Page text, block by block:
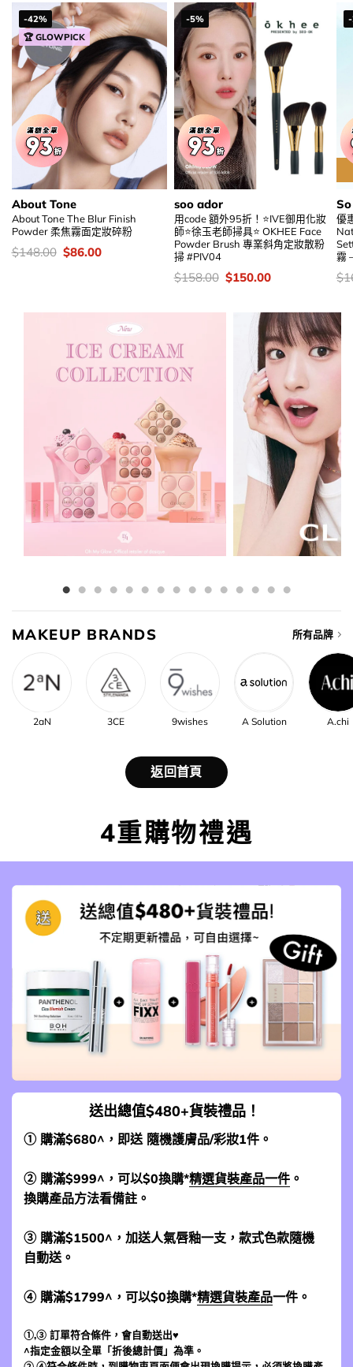
-42%
🏆 GLOWPICK
About Tone
About Tone The Blur Finish
Powder 柔焦霧面定妝碎粉
價
錢：
$148.00 Original
price
$86.00Current
-5%
soo ador
用code 額外95折！⭐IVE御用化妝
師⭐徐玉老師掃具⭐ OKHEE Face
Powder Brush 專業斜角定妝散粉
掃 #PIV04
價
錢：
$158.00 Original
price
$158.00.
$150.00Current
$150.00.
優
霧
價
錢
$
MAKEUP BRANDS 所有品牌
2aN 3CE 9wishes A Solution A.chi
返回首頁
4重購物禮遇
送出總值$480+貨裝禮品！
① 購滿$680^，即送 隨機護膚品/彩妝1件。
② 購滿$999^，可以$0換購*精選貨裝產品一件 。
換購產品方法看備註。
③ 購滿$1500^，加送人氣唇釉一支，款式色款隨機
自動送。
④ 購滿$1799^，可以$0換購*精選貨裝產品一件。
①,③ 訂單符合條件，會自動送出♥
^指定金額以全單「折後總計價」為準。